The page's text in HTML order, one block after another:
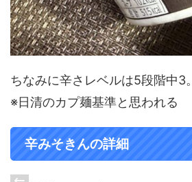
ちなみに辛さレベルは5段階中3。
※日清のカプ麺基準と思われる
辛みそきんの詳細